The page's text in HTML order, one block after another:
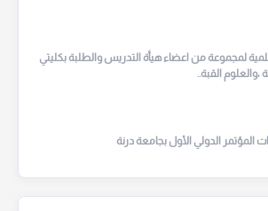
لمجموعة من اعضاء هيأة التدريس والطلبة بكليتي
،والعلوم القبة..
المؤتمر الدولي الأول بجامعة درنة